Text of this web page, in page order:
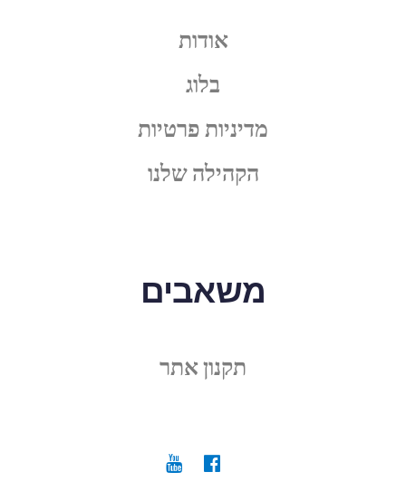
אודות
בלוג
מדיניות פרטיות
הקהילה שלנו
משאבים
תקנון אתר